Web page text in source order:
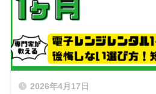
2026年4月17日